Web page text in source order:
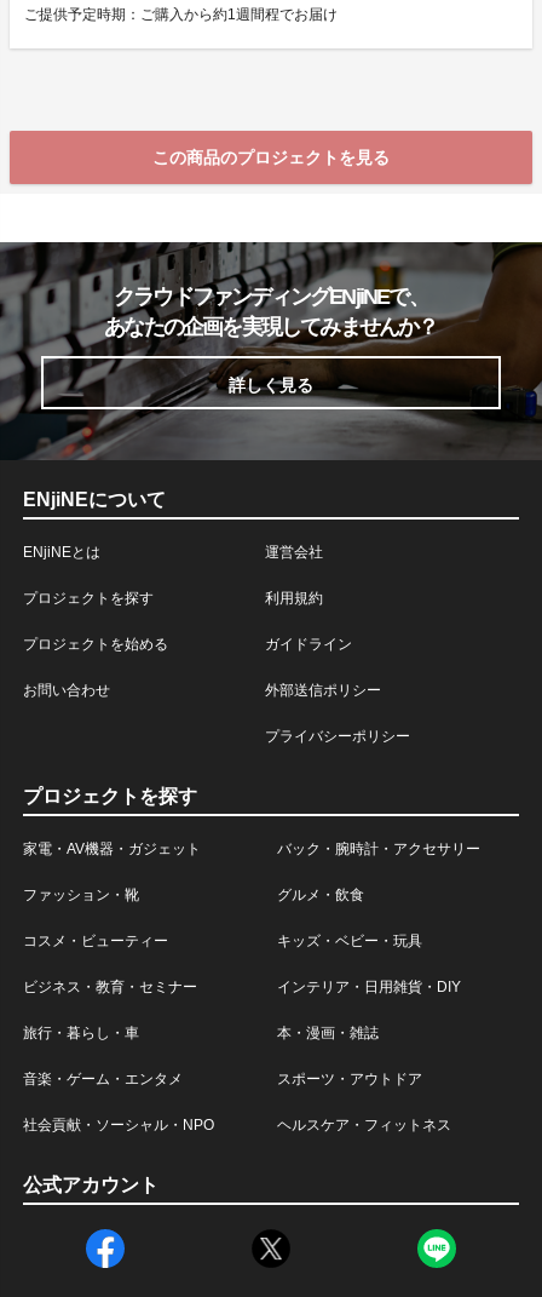
ご提供予定時期：ご購入から約1週間程でお届け
この商品のプロジェクトを見る
クラウドファンディングENjiNEで、
あなたの企画を実現してみませんか？
詳しく見る
ENjiNEについて
ENjiNEとは
プロジェクトを探す
プロジェクトを始める
お問い合わせ
運営会社
利用規約
ガイドライン
外部送信ポリシー
プライバシーポリシー
プロジェクトを探す
家電・AV機器・ガジェット バック・腕時計・アクセサリー
ファッション・靴 グルメ・飲食
コスメ・ビューティー キッズ・ベビー・玩具
ビジネス・教育・セミナー インテリア・日用雑貨・DIY
旅行・暮らし・車 本・漫画・雑誌
音楽・ゲーム・エンタメ スポーツ・アウトドア
社会貢献・ソーシャル・NPO ヘルスケア・フィットネス
公式アカウント